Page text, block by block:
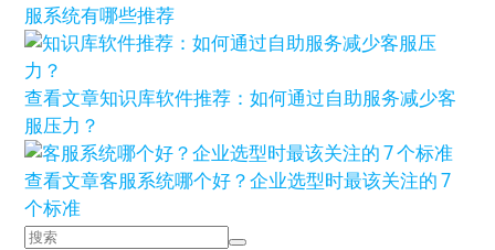
服系统有哪些推荐
查看文章知识库软件推荐：如何通过自助服务减少客
服压力？
查看文章客服系统哪个好？企业选型时最该关注的 7
个标准